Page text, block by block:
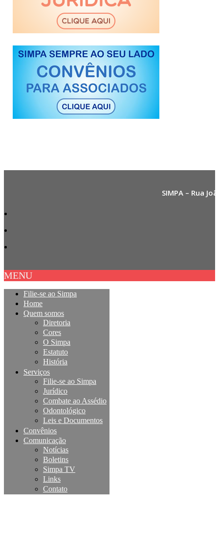
SIMPA – Rua
MENU
Filie-se ao Simpa
Home
Quem somos
Diretoria
Cores
O Simpa
Estatuto
História
Serviços
Filie-se ao Simpa
Jurídico
Combate ao Assédio
Odontológico
Leis e Documentos
Convênios
Comunicação
Notícias
Boletins
Simpa TV
Links
Contato